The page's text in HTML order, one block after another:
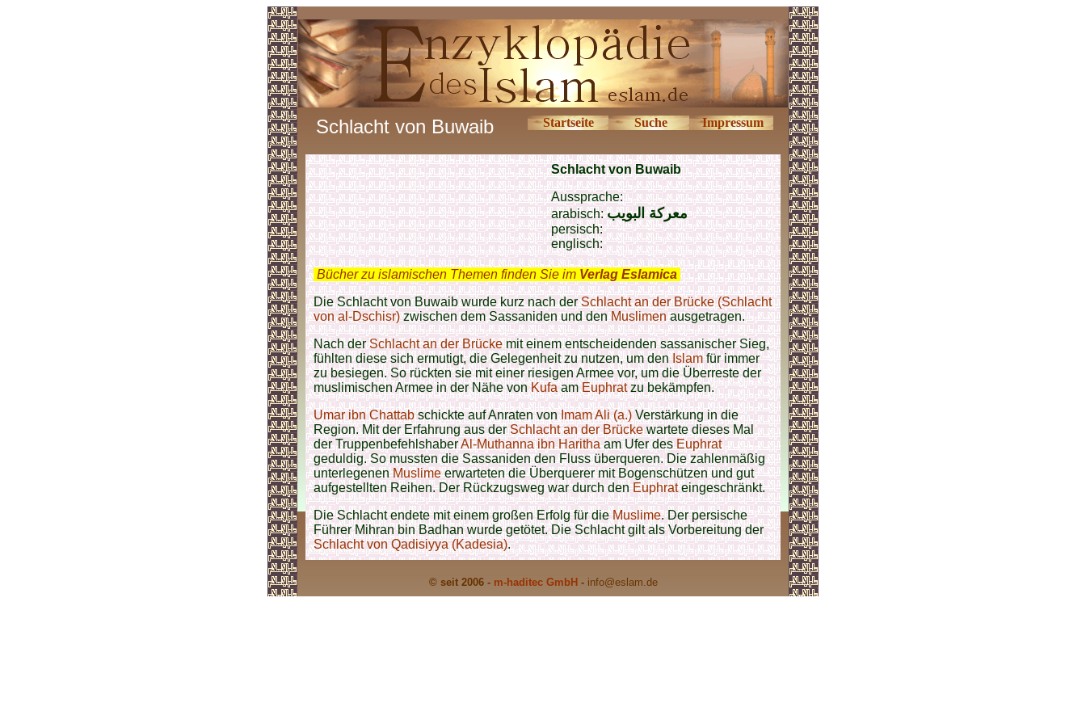
Schlacht von Buwaib Startseite Suche Impressum
Schlacht von Buwaib
Aussprache:
arabisch:معركة البويب
persisch:
englisch:
Bücher zu islamischen Themen finden Sie im Verlag Eslamica
Die Schlacht von Buwaib wurde kurz nach derSchlacht an der Brücke (Schlacht
von al-Dschisr)zwischen dem Sassaniden und denMuslimenausgetragen.
Nach derSchlacht an der Brückemit einem entscheidenden sassanischer Sieg,
fühlten diese sich ermutigt, die Gelegenheit zu nutzen, um denIslamfür immer
zu besiegen. So rückten sie mit einer riesigen Armee vor, um die Überreste der
muslimischen Armee in der Nähe vonKufaamEuphratzu bekämpfen.
Umar ibn Chattabschickte auf Anraten vonImam Ali (a.)Verstärkung in die
Region. Mit der Erfahrung aus derSchlacht an der Brückewartete dieses Mal
der TruppenbefehlshaberAl-Muthanna ibn Harithaam Ufer desEuphrat
geduldig. So mussten die Sassaniden den Fluss überqueren. Die zahlenmäßig
unterlegenenMuslimeerwarteten die Überquerer mit Bogenschützen und gut
aufgestellten Reihen. Der Rückzugsweg war durch denEuphrateingeschränkt.
Die Schlacht endete mit einem großen Erfolg für dieMuslime. Der persische
Führer Mihran bin Badhan wurde getötet. Die Schlacht gilt als Vorbereitung der
Schlacht von Qadisiyya (Kadesia).
© seit 2006 - m-haditec GmbH - info@eslam.de